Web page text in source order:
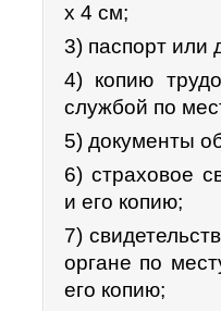
x 4 см;
3) паспорт или
4) копию
службой по
5) документы
6) страховое
и его копию;
7)
органе по
его копию;